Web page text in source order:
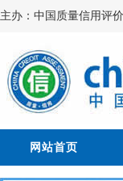
主办：中国质量信用评
网站首页